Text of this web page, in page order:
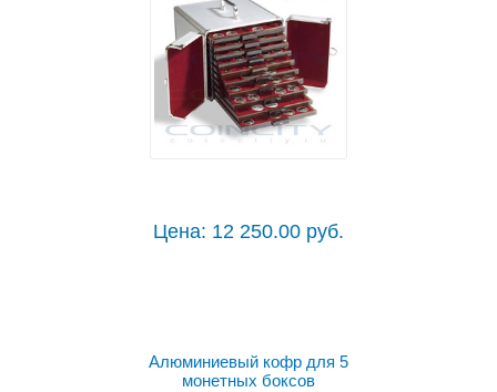
Цена: 12 250.00 руб.
Алюминиевый кофр для 5
монетных боксов